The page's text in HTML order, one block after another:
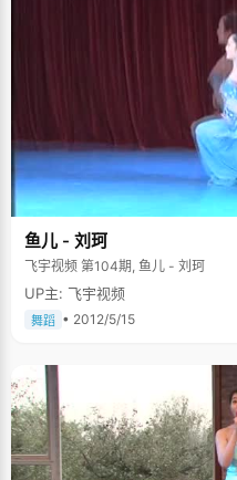
往前走"，每次遇到困难，方洋会拿这句
学恐惧症，小学二年级的时候，一
成绩不错的方洋突然只答了80分，
不小的打击。自此方洋心里有了数
定。"高三要高考了，我想一味的逃
碍"，方洋说，"我找了一堆题来做
怕，几天都做不出来，硬逼着自己
路有了，做题速度越来越快，好像
坎，之后数学成绩有了很大的提高。" 有点野性子，梦想当个背包客 采
天，方洋很骄傲的指着自已齐肩的
还想把它养长一点"。方洋的性格里
西，上学之前最爱做的事情就是在
洞烤地瓜，"小时候在农村，不时兴
应该过多的干涉，也就任由我去疯
子和想法的，很有新奇的玩法都出
东西天生就充满好奇，乐在其中"。 小学三年级的时候，妈妈给方洋买了一本
书，《国旗、国徽、国花》，全部
情，勾起了方洋浓厚的兴趣，每天
位置，憧憬着当地的风情。方洋说
梦想目前无法实现，方洋就用看纪
灵。几年里，方洋看了《大国崛起
百部纪录片，中央电视台的《探索
片拍得很精致，非常珍贵，能给人
和冒险的心理"。 在选择大学专业的时候，方洋想起小时候玩的大富翁游戏，
和看过的许多商战片，经济所特有
兴致，于是选择了光华管理学院，"
鱼儿 - 刘珂
飞宇视频 第104期, 鱼儿 - 刘珂
UP主: 飞宇视频
舞蹈 • 2012/5/15